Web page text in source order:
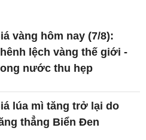
vàng hôm nay (7/8):
lệch vàng thế giới -
nước thu hẹp
lúa mì tăng trở lại do
thẳng Biển Đen